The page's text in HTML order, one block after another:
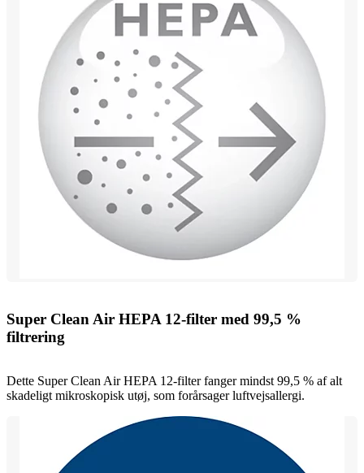
Super Clean Air HEPA 12-filter med 99,5 %
filtrering
Dette Super Clean Air HEPA 12-filter fanger mindst 99,5 % af alt
skadeligt mikroskopisk utøj, som forårsager luftvejsallergi.